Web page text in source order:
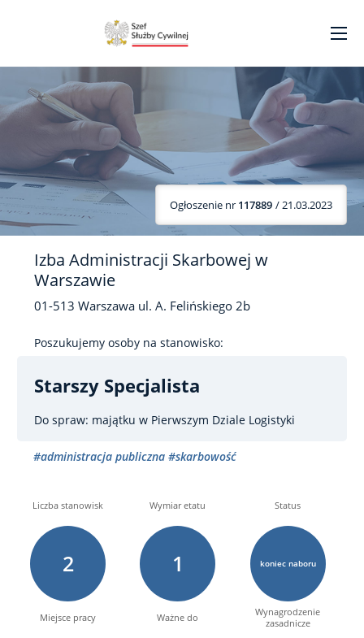
Ogłoszenie nr 117889 / 21.03.2023
Izba Administracji Skarbowej w
Warszawie
01-513 Warszawa ul. A. Felińskiego 2b
Poszukujemy osoby na stanowisko:
Starszy Specjalista
Do spraw: majątku w Pierwszym Dziale Logistyki
#administracja publiczna #skarbowość
Liczba stanowisk
2
Wymiar etatu
1
Status
koniec naboru
Miejsce pracy Ważne do
Wynagrodzenie
zasadnicze